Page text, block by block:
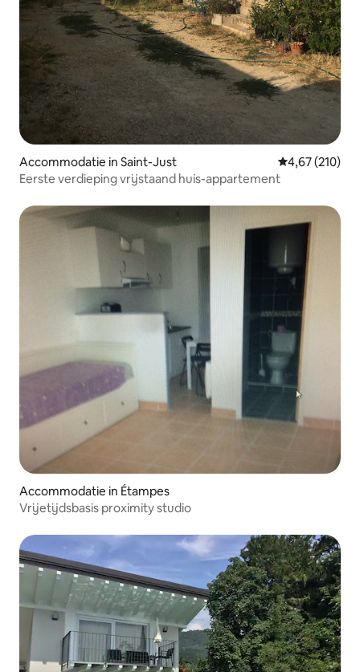
Accommodatie in Saint-Just Gemiddelde
4,67 (210)
Eerste verdieping vrijstaand huis-appartement
Accommodatie in Étampes
Vrijetijdsbasis proximity studio